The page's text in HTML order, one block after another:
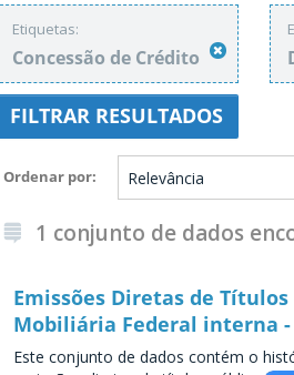
Etiquetas:
Concessão de Crédito
FILTRAR RESULTADOS
Ordenar por
1 conjunto de dados
Emissões Diretas de
Mobiliária Federal interna -
Este conjunto de dados contém o